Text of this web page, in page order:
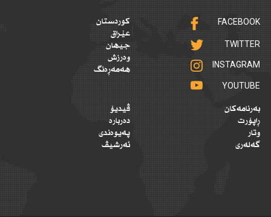
FACEBOOK
TWITTER
INSTAGRAM
YOUTUBE
کوردستان
عێراق
جیهان
وەرزش
هەمەڕەنگ
بەرنامەکان
ڕاپۆرت
وتار
گەلەری
ڤیدیۆ
دەربارە
پەیوەندی
ئەرشیڤ